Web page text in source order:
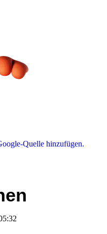
Quelle hinzufügen.